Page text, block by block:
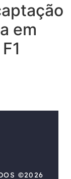
em
©2026